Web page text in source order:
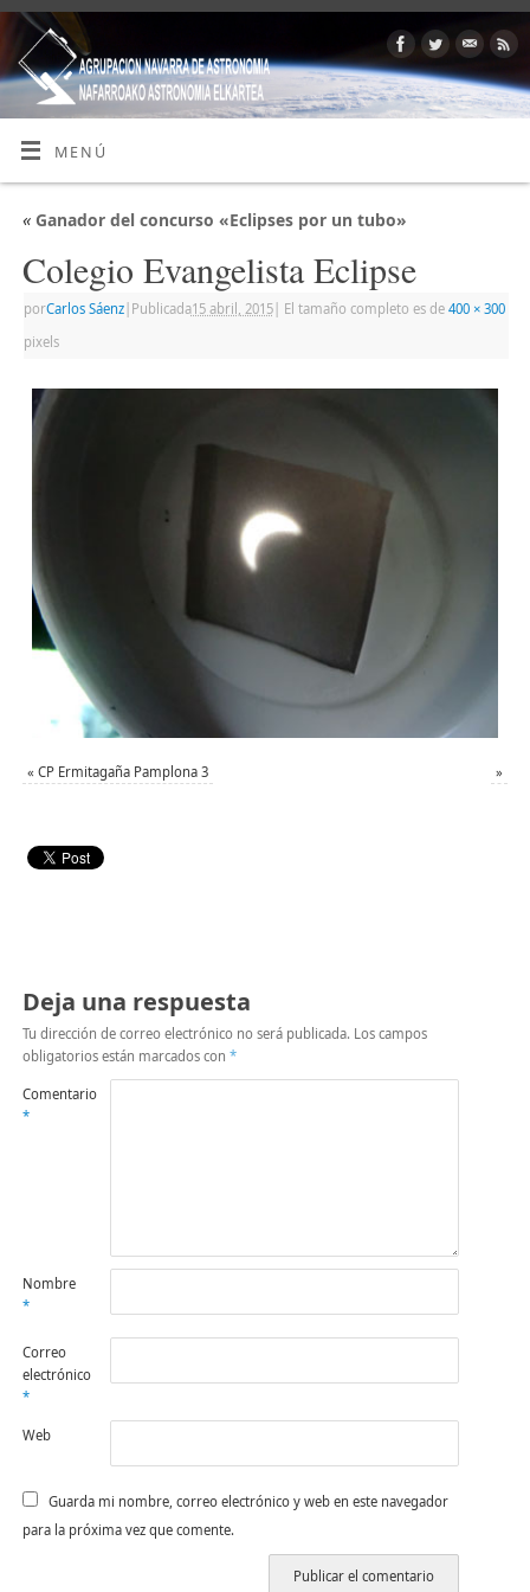
MENÚ
«Ganador del concurso «Eclipses por un tubo»
Colegio Evangelista Eclipse
porCarlos Sáenz| Publicada15 abril, 2015| El tamaño completo es de 400 × 300
pixels
« CP Ermitagaña Pamplona 3 »
Deja una respuesta
Tu dirección de correo electrónico no será publicada. Los campos
obligatorios están marcados con *
Comentario
*
Nombre
*
Correo
electrónico
*
Web
Guarda mi nombre, correo electrónico y web en este navegador
para la próxima vez que comente.